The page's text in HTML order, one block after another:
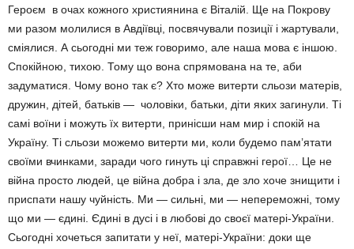
Героєм в очах кожного християнина є Віталій. Ще на Покрову
ми разом молилися в Авдіївці, посвячували позиції і жартували,
сміялися. А сьогодні ми теж говоримо, але наша мова є іншою.
Спокійною, тихою. Тому що вона спрямована на те, аби
задуматися. Чому воно так є? Хто може витерти сльози матерів,
дружин, дітей, батьків — чоловіки, батьки, діти яких загинули. Ті
самі воїни і можуть їх витерти, принісши нам мир і спокій на
Україну. Ті сльози можемо витерти ми, коли будемо пам’ятати
своїми вчинками, заради чого гинуть ці справжні герої… Це не
війна просто людей, це війна добра і зла, де зло хоче знищити і
приспати нашу чуйність. Ми — сильні, ми — непереможні, тому
що ми — єдині. Єдині в дусі і в любові до своєї матері-України.
Сьогодні хочеться запитати у неї, матері-України: доки ще